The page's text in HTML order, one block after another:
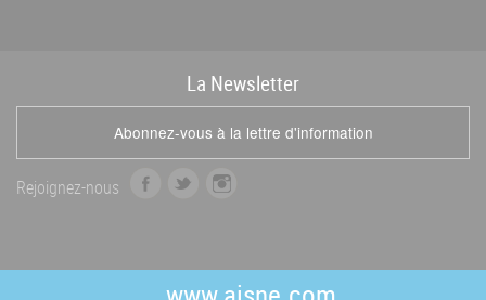
La Newsletter
Abonnez-vous à la lettre d'information
Rejoignez-nous
b
t
a